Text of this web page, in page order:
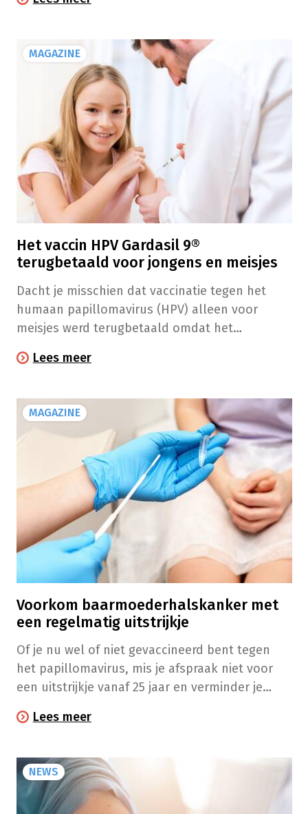
gevallen van baarmoederhalskanker
opsporing? Aangezien de ziekte zich geleidelijk
ontwikkelt, kunnen met uitstrijkjes abnormale
cellen worden opgespoord voordat er kanker
aanwezig is.
MAGAZINE
Het vaccin HPV Gardasil 9®
terugbetaald voor jongens en meisjes
Dacht je misschien dat vaccinatie tegen het
humaan papillomavirus (HPV) alleen voor
meisjes werd terugbetaald omdat het
niet! Gardasil 9® wordt ook voor jongens
Lees meer
MAGAZINE
Voorkom baarmoederhalskanker met
een regelmatig uitstrijkje
Of je nu wel of niet gevaccineerd bent tegen
het papillomavirus, mis je afspraak niet voor
een uitstrijkje vanaf 25 jaar en verminder je
Lees meer
NEWS